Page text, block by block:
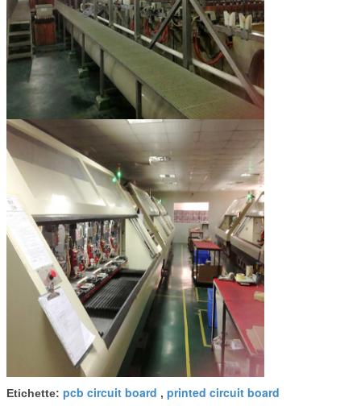
Processo senza
piombo
compatibile
Sì
Etichette: pcb circuit board , printed circuit board